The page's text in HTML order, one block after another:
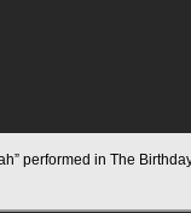
performed in The